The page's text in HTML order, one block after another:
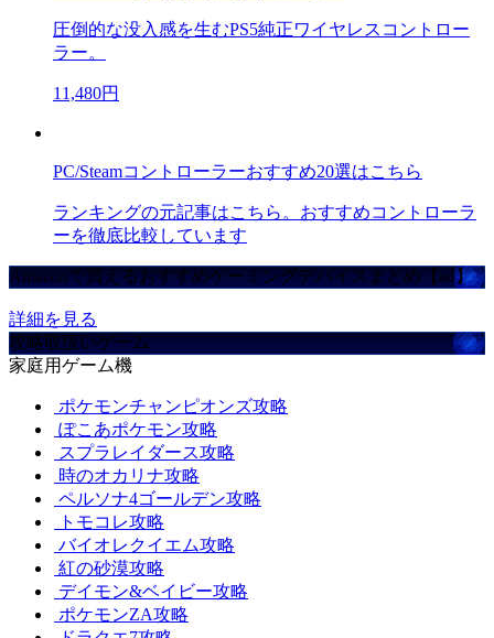
圧倒的な没入感を生むPS5純正ワイヤレスコントロー
ラー。
11,480円
PC/Steamコントローラーおすすめ20選はこちら
ランキングの元記事はこちら。おすすめコントローラ
ーを徹底比較しています
Amazonで買えるおすすめゲーミングデバイスまとめ【ad】
詳細を見る
攻略取扱いゲーム
家庭用ゲーム機
ポケモンチャンピオンズ攻略
ぽこあポケモン攻略
スプラレイダース攻略
時のオカリナ攻略
ペルソナ4ゴールデン攻略
トモコレ攻略
バイオレクイエム攻略
紅の砂漠攻略
デイモン&ベイビー攻略
ポケモンZA攻略